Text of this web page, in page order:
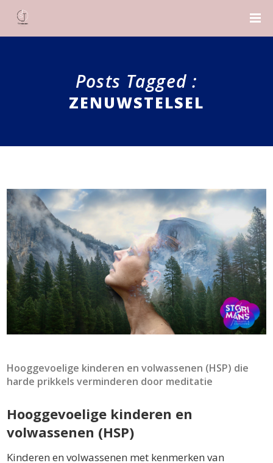
Posts Tagged :
ZENUWSTELSEL
Hooggevoelige kinderen en volwassenen (HSP) die
harde prikkels verminderen door meditatie
Hooggevoelige kinderen en
volwassenen (HSP)
Kinderen en volwassenen met kenmerken van